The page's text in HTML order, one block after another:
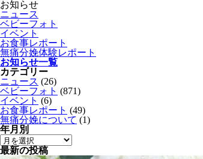
お知らせ
ニュース
ベビーフォト
イベント
お食事レポート
無痛分娩体験レポート
お知らせ一覧
カテゴリー
ニュース (26)
ベビーフォト (871)
イベント (6)
お食事レポート (49)
無痛分娩について (1)
年月別
最新の投稿